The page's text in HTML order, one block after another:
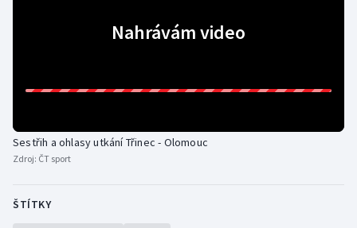
Nahrávám video
Sestřih a ohlasy utkání Třinec - Olomouc
Zdroj: ČT sport
ŠTÍTKY